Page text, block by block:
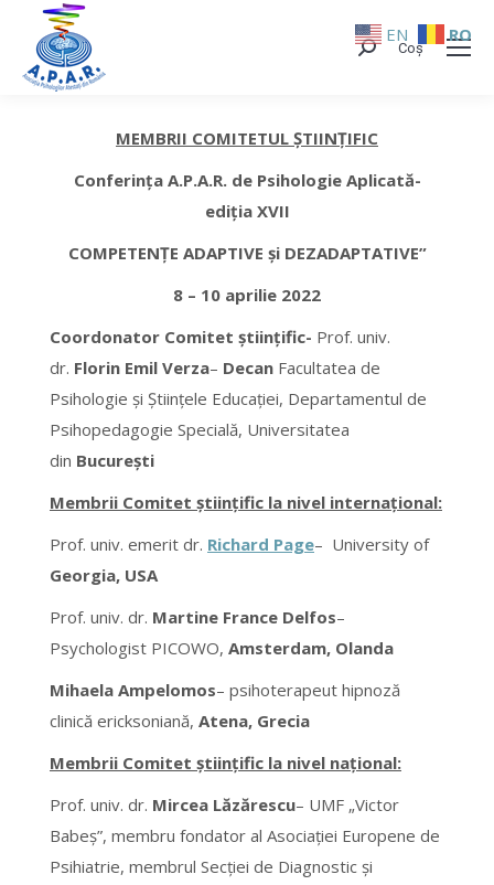
Search:Coș
MEMBRII COMITETUL ȘTIINȚIFIC
Conferința A.P.A.R. de Psihologie Aplicată-
ediția XVII
COMPETENȚE ADAPTIVE și DEZADAPTATIVE”
8 – 10 aprilie 2022
Coordonator Comitet științific- Prof. univ.
dr. Florin Emil Verza– Decan Facultatea de
Psihologie și Științele Educației, Departamentul de
Psihopedagogie Specială, Universitatea
din București
Membrii Comitet științific la nivel internațional:
Prof. univ. emerit dr. Richard Page– University of
Georgia, USA
Prof. univ. dr. Martine France Delfos–
Psychologist PICOWO, Amsterdam, Olanda
Mihaela Ampelomos– psihoterapeut hipnoză
clinică ericksoniană, Atena, Grecia
Membrii Comitet științific la nivel național:
Prof. univ. dr. Mircea Lăzărescu– UMF „Victor
Babeș”, membru fondator al Asociației Europene de
Psihiatrie, membrul Secției de Diagnostic și
EN RO